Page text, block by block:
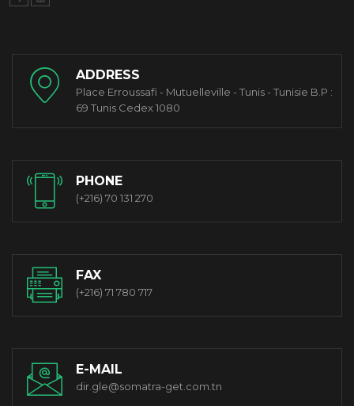
ADDRESS
Place Erroussafi - Mutuelleville - Tunis - Tunisie B.P :
69 Tunis Cedex 1080
PHONE
(+216) 70 131 270
FAX
(+216) 71 780 717
E-MAIL
dir.gle@somatra-get.com.tn